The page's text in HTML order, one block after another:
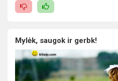
Mylėk, saugok ir gerbk!